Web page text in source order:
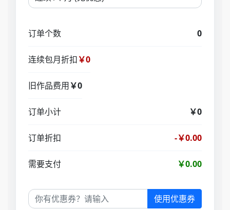
订单个数 0
连续包月折扣￥0
旧作品费用￥0
订单小计 ￥0
订单折扣 -￥0.00
需要支付 ￥0.00
使用优惠券